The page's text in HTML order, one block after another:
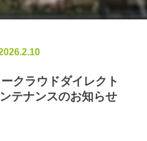
ークラウドダイレクト
テナンスのお知らせ